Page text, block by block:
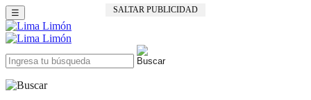
SALTAR PUBLICIDAD
☰